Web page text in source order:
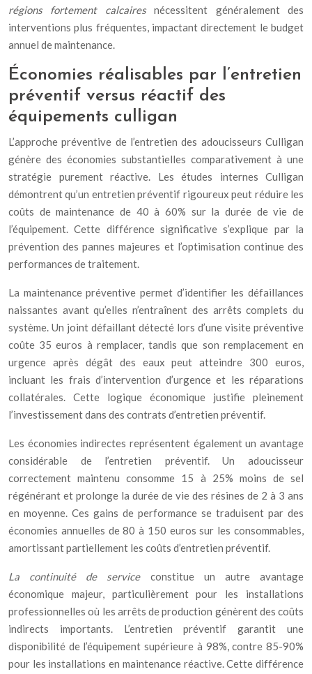
régions fortement calcairesnécessitent généralement des
interventions plus fréquentes, impactant directement le budget
annuel de maintenance.
Économies réalisables par l’entretien
préventif versus réactif des
équipements culligan
L’approche préventive de l’entretien des adoucisseurs Culligan
génère des économies substantielles comparativement à une
stratégie purement réactive. Les études internes Culligan
démontrent qu’un entretien préventif rigoureux peut réduire les
coûts de maintenance de 40 à 60% sur la durée de vie de
l’équipement. Cette différence significative s’explique par la
prévention des pannes majeures et l’optimisation continue des
performances de traitement.
La maintenance préventive permet d’identifier les défaillances
naissantes avant qu’elles n’entraînent des arrêts complets du
système. Un joint défaillant détecté lors d’une visite préventive
coûte 35 euros à remplacer, tandis que son remplacement en
urgence après dégât des eaux peut atteindre 300 euros,
incluant les frais d’intervention d’urgence et les réparations
collatérales. Cette logique économique justifie pleinement
l’investissement dans des contrats d’entretien préventif.
Les économies indirectes représentent également un avantage
considérable de l’entretien préventif. Un adoucisseur
correctement maintenu consomme 15 à 25% moins de sel
régénérant et prolonge la durée de vie des résines de 2 à 3 ans
en moyenne. Ces gains de performance se traduisent par des
économies annuelles de 80 à 150 euros sur les consommables,
amortissant partiellement les coûts d’entretien préventif.
La continuité de serviceconstitue un autre avantage
économique majeur, particulièrement pour les installations
professionnelles où les arrêts de production génèrent des coûts
indirects importants. L’entretien préventif garantit une
disponibilité de l’équipement supérieure à 98%, contre 85-90%
pour les installations en maintenance réactive. Cette différence